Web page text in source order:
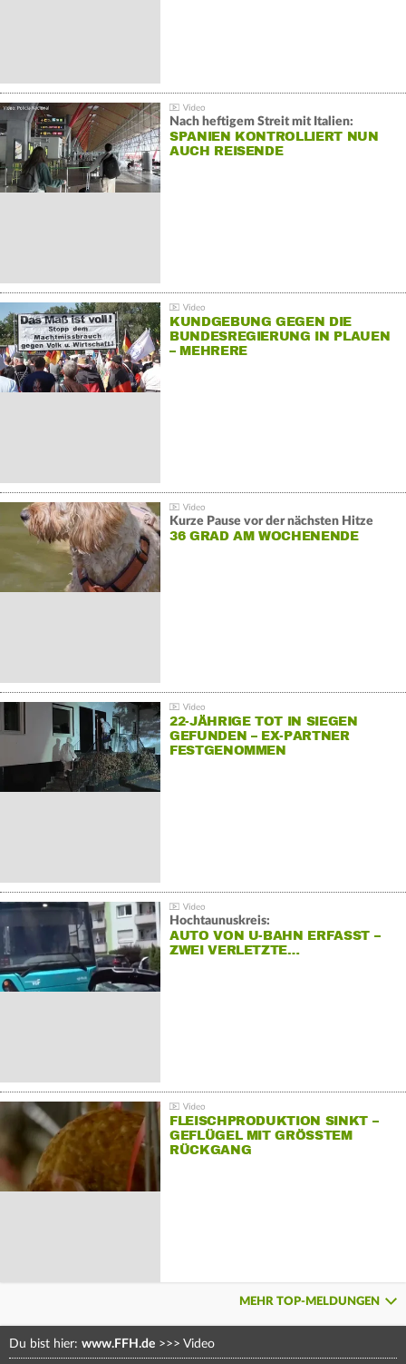
Nach heftigem Streit mit Italien:
SPANIEN KONTROLLIERT NUN
AUCH REISENDE
KUNDGEBUNG GEGEN DIE
BUNDESREGIERUNG IN PLAUEN
– MEHRERE
Kurze Pause vor der nächsten Hitze
36 GRAD AM WOCHENENDE
22-JÄHRIGE TOT IN SIEGEN
GEFUNDEN – EX-PARTNER
FESTGENOMMEN
Hochtaunuskreis:
AUTO VON U-BAHN ERFASST –
ZWEI VERLETZTE…
FLEISCHPRODUKTION SINKT –
GEFLÜGEL MIT GRÖSSTEM R
ÜCKGANG
MEHR TOP-MELDUNGEN
Du bist hier: www.FFH.de >>> Video